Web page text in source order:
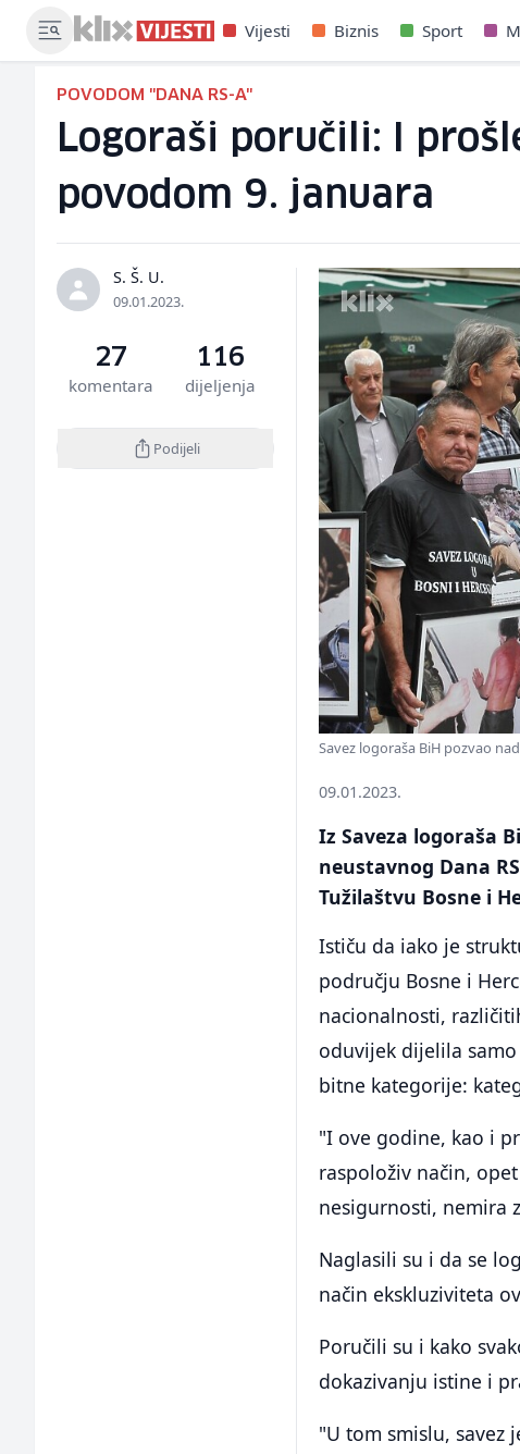
Vijesti Biznis Sport
POVODOM "DANA RS-A"
Logoraši poručili: I
povodom 9. januara
S. Š. U.
09.01.2023.
27
komentara
116
dijeljenja
Podijeli
Savez logoraša BiH pozvao
09.01.2023.
Iz Saveza logoraša
neustavnog Dana
Tužilaštvu Bosne i
Ističu da iako je
području Bosne i
nacionalnosti,
oduvijek dijelila
bitne kategorije:
"I ove godine, kao i
raspoloživ način,
nesigurnosti, nemira
Naglasili su i da se
način ekskluziviteta
Poručili su i kako
dokazivanju istine i
"U tom smislu, savez